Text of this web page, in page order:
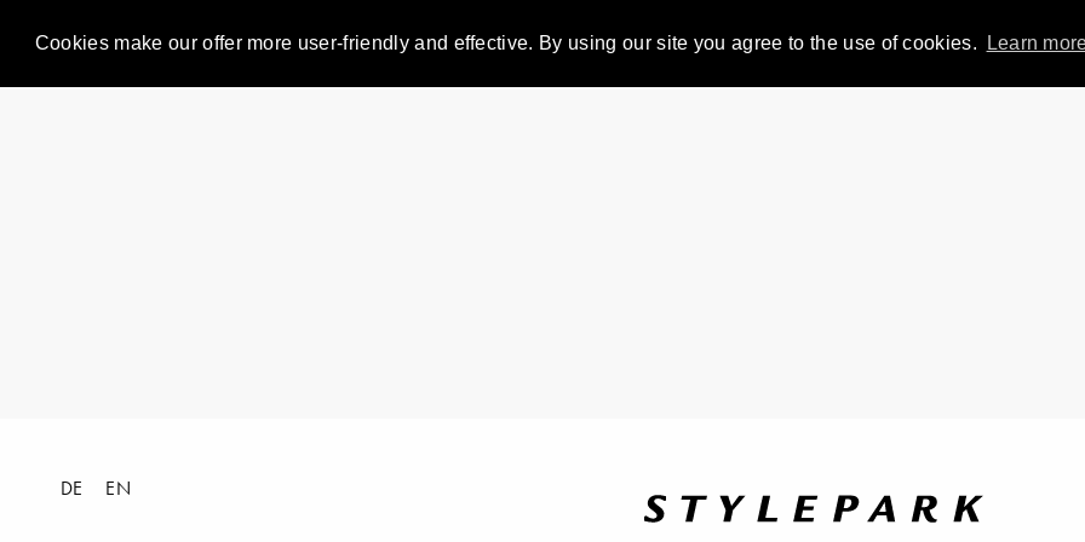
Cookies make our offer more user-friendly and effective. By using our site you agree to the use of cookies. Learn
DE EN